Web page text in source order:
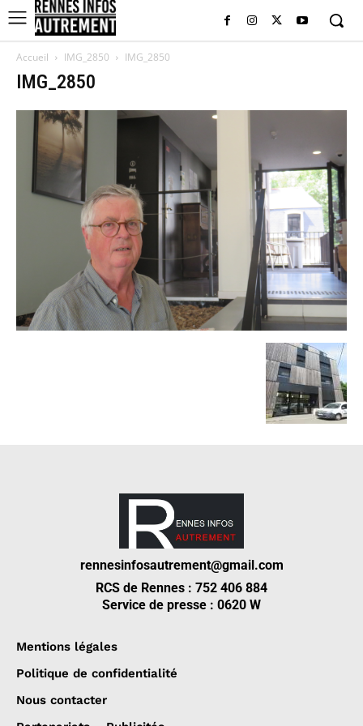
Accueil IMG_2850 IMG_2850
IMG_2850
rennesinfosautrement@gmail.com
RCS de Rennes : 752 406 884
Service de presse : 0620 W
Mentions légales
Politique de confidentialité
Nous contacter